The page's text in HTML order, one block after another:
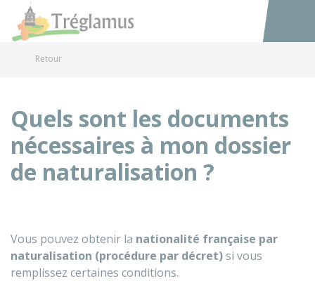
Accéder
Retour
Quels sont les documents
nécessaires à mon dossier
de naturalisation ?
Vous pouvez obtenir la nationalité française par
naturalisation (procédure par décret)si vous
remplissez certaines conditions.